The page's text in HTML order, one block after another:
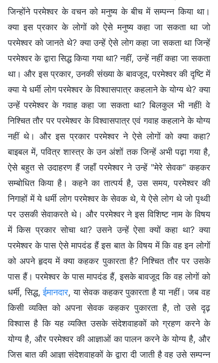
जिन्होंने परमेश्वर के वचन को मनुष्य के बीच में सम्पन्न किया था।
क्या इस प्रकार के लोगों को ऐसे मनुष्य कहा जा सकता था जो
परमेश्वर को जानते थे? क्या उन्हें ऐसे लोग कहा जा सकता था जिन्हें
परमेश्वर के द्वारा सिद्ध किया गया था? नहीं, उन्हें नहीं कहा जा सकता
था। और इस प्रकार, उनकी संख्या के बावजूद, परमेश्वर की दृष्टि में
क्या ये धर्मी लोग परमेश्वर के विश्वासपात्र कहलाने के योग्य थे? क्या
उन्हें परमेश्वर के गवाह कहा जा सकता था? बिलकुल भी नहीं! वे
निश्चित तौर पर परमेश्वर के विश्वासपात्र एवं गवाह कहलाने के योग्य
नहीं थे। और इस प्रकार परमेश्वर ने ऐसे लोगों को क्या कहा?
बाइबल में, पवित्र शास्त्र के उन अंशों तक जिन्हें अभी पढ़ा गया है,
ऐसे बहुत से उदाहरण हैं जहाँ परमेश्वर ने उन्हें "मेरे सेवक" कहकर
सम्बोधित किया है। कहने का तात्पर्य है, उस समय, परमेश्वर की
निगाहों में ये धर्मी लोग परमेश्वर के सेवक थे, ये ऐसे लोग थे जो पृथ्वी
पर उसकी सेवाकरते थे। और परमेश्वर ने इस विशिष्ट नाम के विषय
में किस प्रकार सोचा था? उसने उन्हें ऐसा क्यों कहा था? क्या
परमेश्वर के पास ऐसे मापदंड हैं इस बात के विषय में कि वह इन लोगों
को अपने हृदय में क्या कहकर पुकारता है? निश्चित तौर पर उसके
पास हैं। परमेश्वर के पास मापदंड हैं, इसके बावजूद कि वह लोगों को
धर्मी, सिद्ध,ईमानदार, या सेवक कहकर पुकारता है या नहीं। जब वह
किसी व्यक्ति को अपना सेवक कहकर पुकारता है, तो उसे दृढ़
विश्वास है कि यह व्यक्ति उसके संदेशवाहकों को ग्रहण करने के
योग्य है, और परमेश्वर की आज्ञाओं का पालन करने के योग्य है, और
जिस बात की आज्ञा संदेशवाहकों के द्वारा दी जाती है वह उसे सम्पन्न